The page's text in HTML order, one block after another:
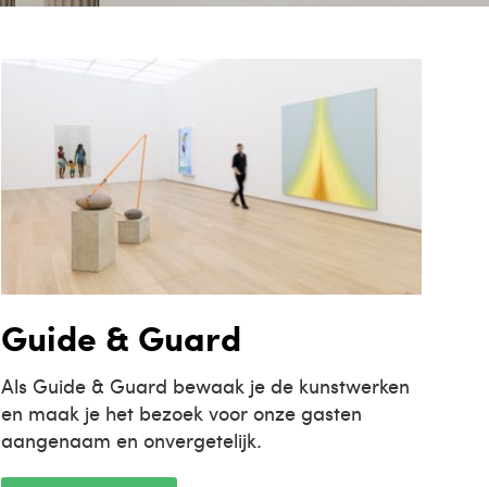
Guide & Guard
Als Guide & Guard bewaak je de kunstwerken
en maak je het bezoek voor onze gasten
aangenaam en onvergetelijk.